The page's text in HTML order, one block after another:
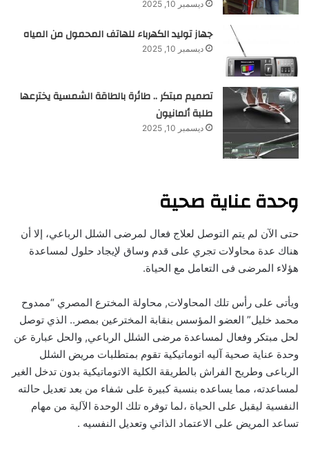
ديسمبر 10, 2025
جهاز توليد الكهرباء للهاتف المحمول من المياه
ديسمبر 10, 2025
تصميم مبتكر .. طائرة بالطاقة الشمسية يخترعها
طلبة ألمانيون
ديسمبر 10, 2025
وحدة عناية صحية
حتى الآن لم يتم التوصل لعلاج فعال لمرضى الشلل الرباعي، إلا أن
هناك عدة محاولات تجري على قدم وساق لإيجاد حلول لمساعدة
هؤلاء المرضى فى التعامل مع الحياة.
ويأتى على رأس تلك المحاولات, محاولة المخترع المصري “ممدوح
محمد خليل” العضو المؤسس بنقابة المخترعين بمصر.. الذي توصل
لحل مبتكر وفعال لمساعدة مرضى الشلل الرباعي, والحل عبارة عن
وحدة عناية صحية آليه اتوماتيكية تقوم بمتطلبات مريض الشلل
الرباعى وطريح الفراش بالطريقة الكلية الاتوماتيكية بدون تدخل الغير
لمساعدته، مما يساعده بنسبة كبيرة على شفاء من بعد تعديل حالته
النفسية ليقبل على الحياة ،لما توفره تلك الوحدة الآلية من مهام
تساعد المريض على الاعتماد الذاتي وتعديل النفسيه .